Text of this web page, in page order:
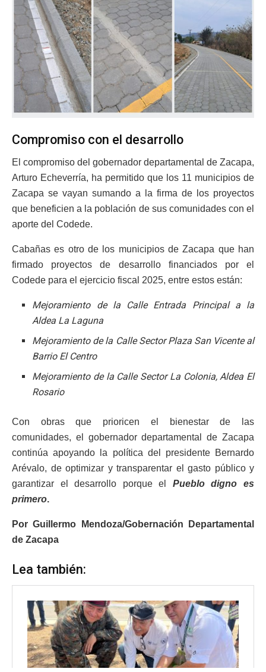
Compromiso con el desarrollo
El compromiso del gobernador departamental de Zacapa,
Arturo Echeverría, ha permitido que los 11 municipios de
Zacapa se vayan sumando a la firma de los proyectos
que beneficien a la población de sus comunidades con el
aporte del Codede.
Cabañas es otro de los municipios de Zacapa que han
firmado proyectos de desarrollo financiados por el
Codede para el ejercicio fiscal 2025, entre estos están:
Mejoramiento de la Calle Entrada Principal a la
Aldea La Laguna
Mejoramiento de la Calle Sector Plaza San Vicente al
Barrio El Centro
Mejoramiento de la Calle Sector La Colonia, Aldea El
Rosario
Con obras que prioricen el bienestar de las
comunidades, el gobernador departamental de Zacapa
continúa apoyando la política del presidente Bernardo
Arévalo, de optimizar y transparentar el gasto público y
garantizar el desarrollo porque el Pueblo digno es
primero.
Por Guillermo Mendoza/Gobernación Departamental
de Zacapa
Lea también: